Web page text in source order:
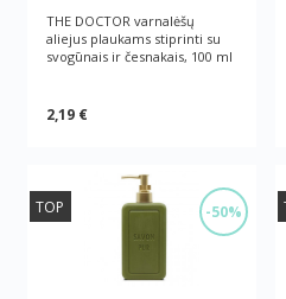
THE DOCTOR varnalėšų
aliejus plaukams stiprinti su
svogūnais ir česnakais, 100 ml
2,19 €
-50%
TOP